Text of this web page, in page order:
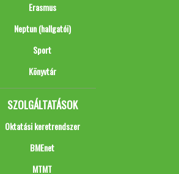
Erasmus
Neptun (hallgatói)
Sport
Könyvtár
SZOLGÁLTATÁSOK
Oktatási keretrendszer
BMEnet
MTMT